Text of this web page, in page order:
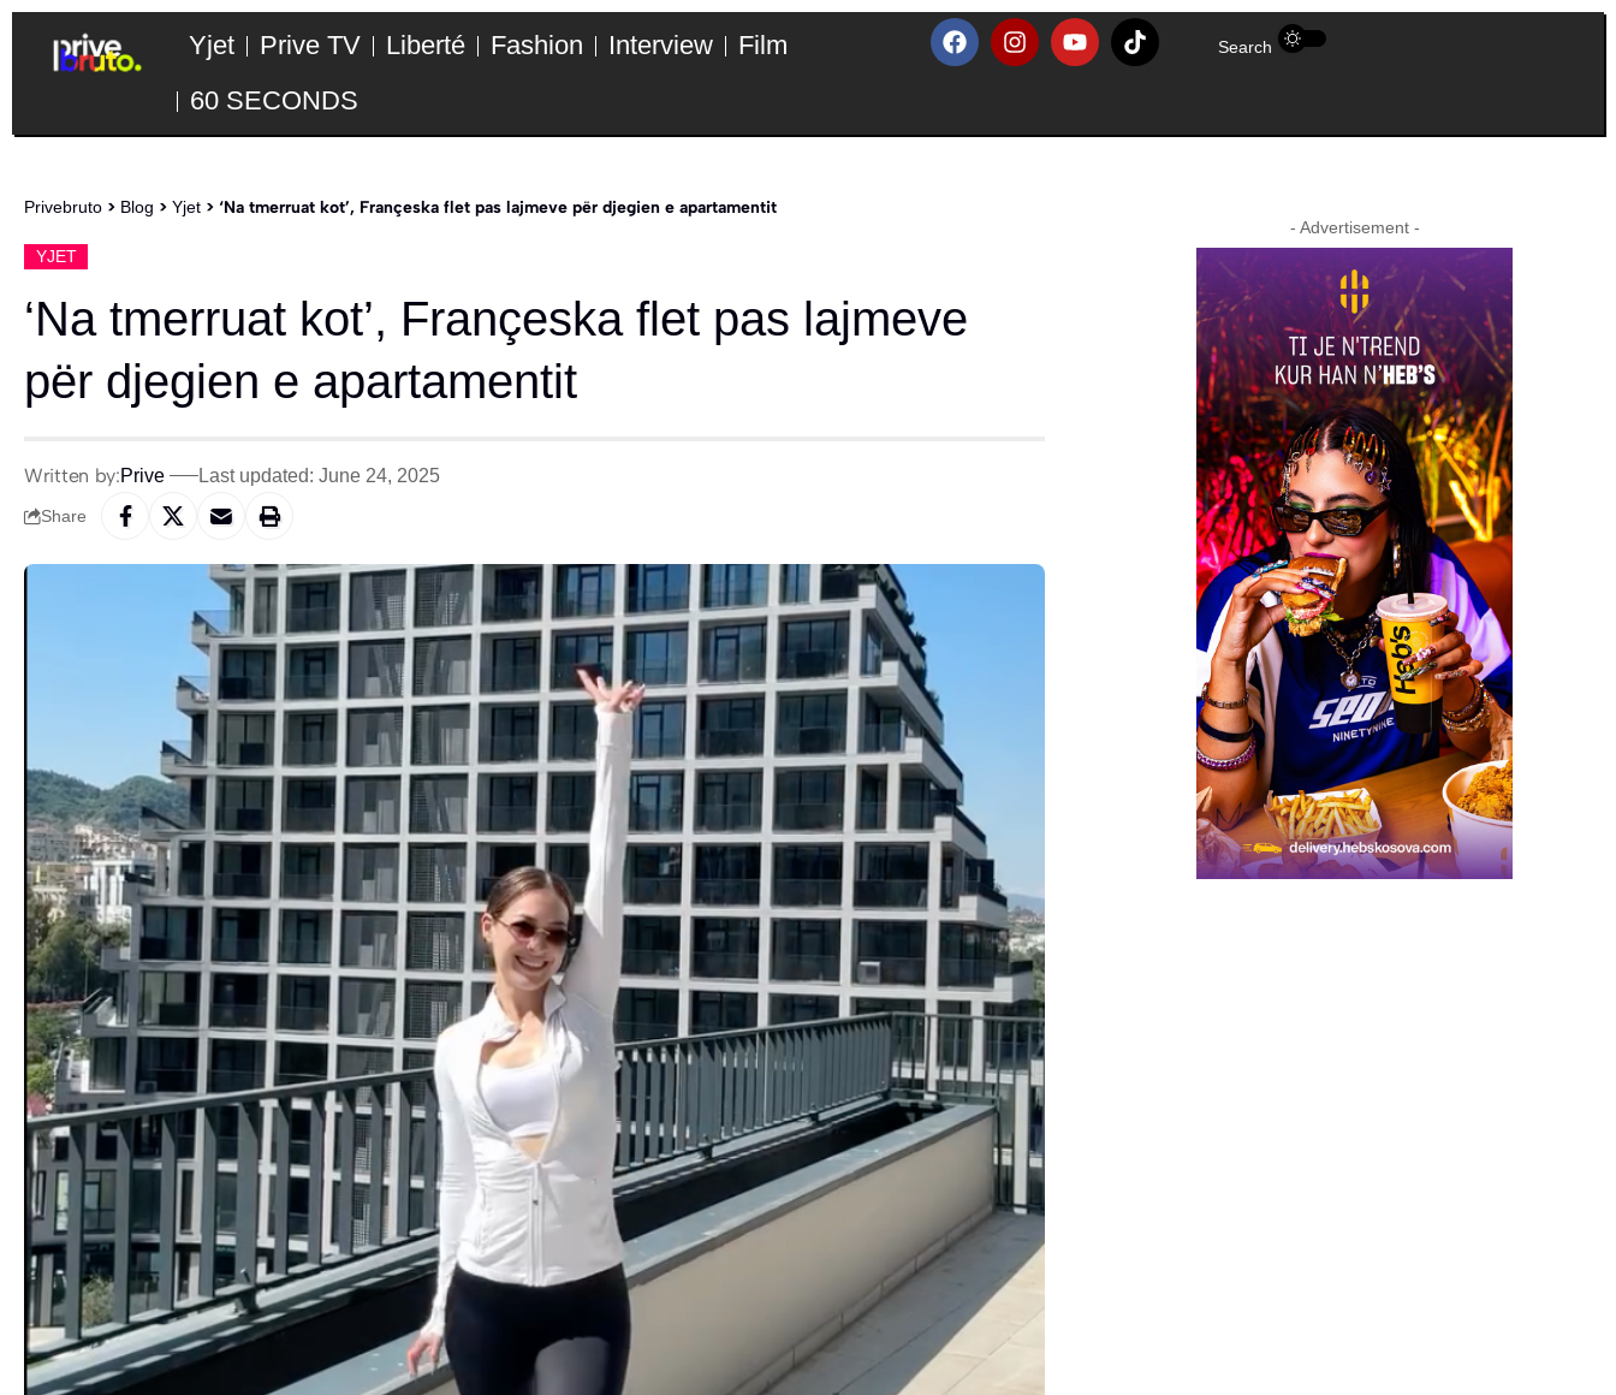
Yjet Prive TV Liberté Fashion Interview
Film
60 SECONDS
Search
Privebruto > Blog > Yjet > ‘Na tmerruat kot’, Françeska flet pas lajmeve për djegien e apartamentit
YJET
‘Na tmerruat kot’, Françeska flet pas lajmeve
për djegien e apartamentit
Written by:Prive Last updated: June 24, 2025
Share
- Advertisement -